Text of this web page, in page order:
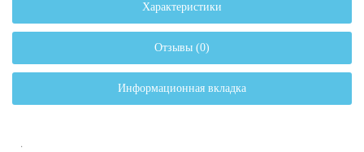
Характеристики
Отзывы (0)
Информационная вкладка
.